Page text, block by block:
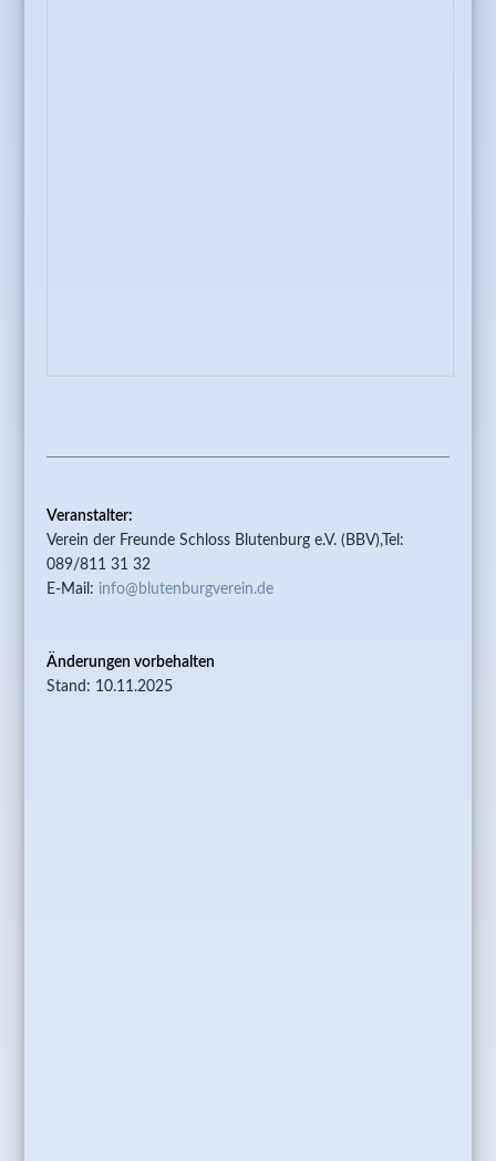
Veranstalter:
Verein der Freunde Schloss Blutenburg e.V. (BBV),Tel:
089/811 31 32
E-Mail: info@blutenburgverein.de
Änderungen vorbehalten
Stand: 10.11.2025